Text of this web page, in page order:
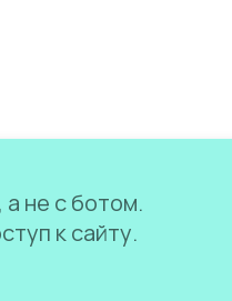
не с ботом.
к сайту.